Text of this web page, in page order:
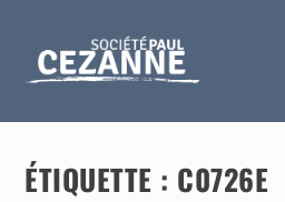
ÉTIQUETTE : C0726E